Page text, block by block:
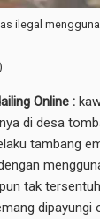
ilegal
Online :
di desa
tambang
tak
dipayungi